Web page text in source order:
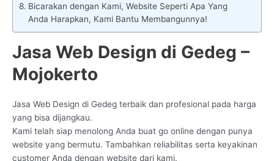
Bicarakan dengan Kami, Website Seperti Apa Yang
Anda Harapkan, Kami Bantu Membangunnya!
Jasa Web Design di Gedeg –
Mojokerto
Jasa Web Design di Gedeg terbaik dan profesional pada harga
yang bisa dijangkau.
Kami telah siap menolong Anda buat go online dengan punya
website yang bermutu. Tambahkan reliabilitas serta keyakinan
customer Anda dengan website dari kami.